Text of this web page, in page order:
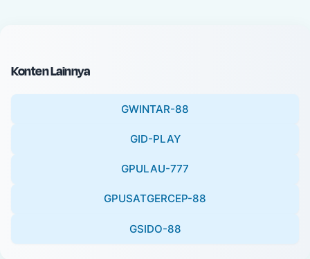
c
e
Konten Lainnya
GWINTAR-88
GID-PLAY
GPULAU-777
GPUSATGERCEP-88
GSIDO-88